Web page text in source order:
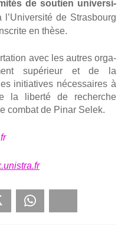
de sou­tien uni­ver­si­
de Stras­bourg
en thèse.
avec les autres orga­
supé­rieur et de la
ini­tia­tives néces­saires à
la liber­té de recherche
com­bat de Pinar Selek.
Twit­ter